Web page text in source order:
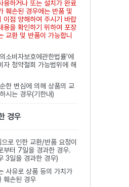
용하거나 또는 설치가 완료
훼손된 경우에는 반품 및
이점 양해하여 주시기 바랍
용을 확인하기 위하여 포장
교환 및 반품이 가능합니
소비자보호에관한법률'에
자 청약철회 가능범위에 해
한 변심에 의해 상품의 교
시는 경우(기한내)
경우
로 인한 교환/반품 요청이
부터 7일을 경과한 경우.
3일을 경과한 경우)
사유로 상품 등의 가치가
훼손된 경우